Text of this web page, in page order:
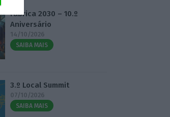
Fábrica 2030 – 10.º
Aniversário
14/10/2026
SAIBA MAIS
3.º Local Summit
07/10/2026
SAIBA MAIS